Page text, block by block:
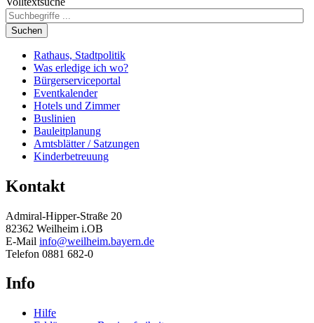
Suchen
Rathaus, Stadtpolitik
Was erledige ich wo?
Bürgerserviceportal
Eventkalender
Hotels und Zimmer
Buslinien
Bauleitplanung
Amtsblätter / Satzungen
Kinderbetreuung
Kontakt
Admiral-Hipper-Straße 20
82362 Weilheim i.OB
E-Mail info@weilheim.bayern.de
Telefon 0881 682-0
Info
Hilfe